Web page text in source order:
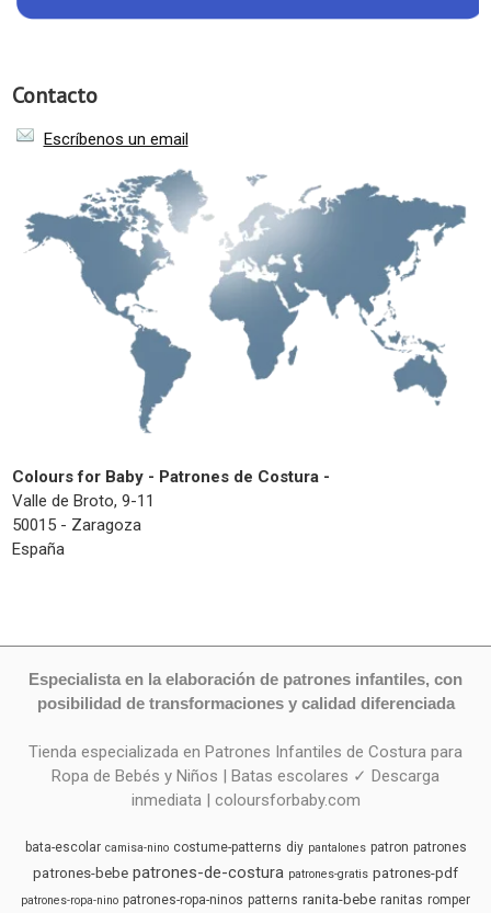
Contacto
Escríbenos un email
Colours for Baby - Patrones de Costura -
Valle de Broto, 9-11
50015 - Zaragoza
España
Especialista en la elaboración de patrones infantiles, con
posibilidad de transformaciones y calidad diferenciada
Tienda especializada en Patrones Infantiles de Costura para
Ropa de Bebés y Niños | Batas escolares ✓ Descarga
inmediata | coloursforbaby.com
bata-escolar camisa-nino costume-patterns diy pantalones patron patrones
patrones-bebe patrones-de-costura patrones-gratis patrones-pdf
patrones-ropa-nino patrones-ropa-ninos patterns ranita-bebe ranitas romper